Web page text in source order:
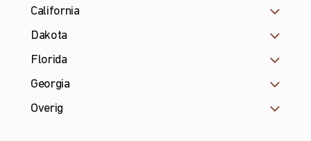
California
Dakota
Florida
Georgia
Overig